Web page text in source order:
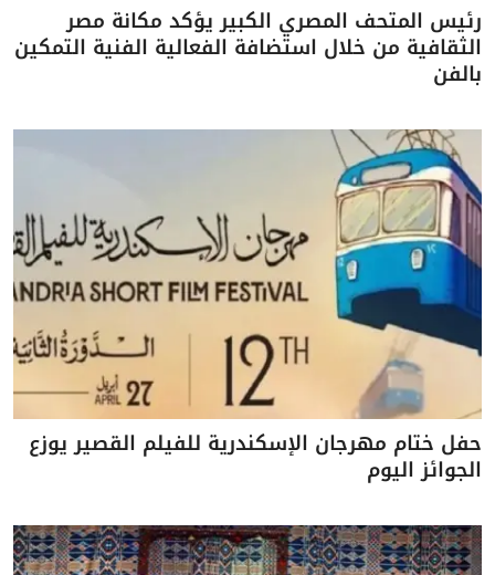
رئيس المتحف المصري الكبير يؤكد مكانة مصر
الثقافية من خلال استضافة الفعالية الفنية التمكين
بالفن
حفل ختام مهرجان الإسكندرية للفيلم القصير يوزع
الجوائز اليوم